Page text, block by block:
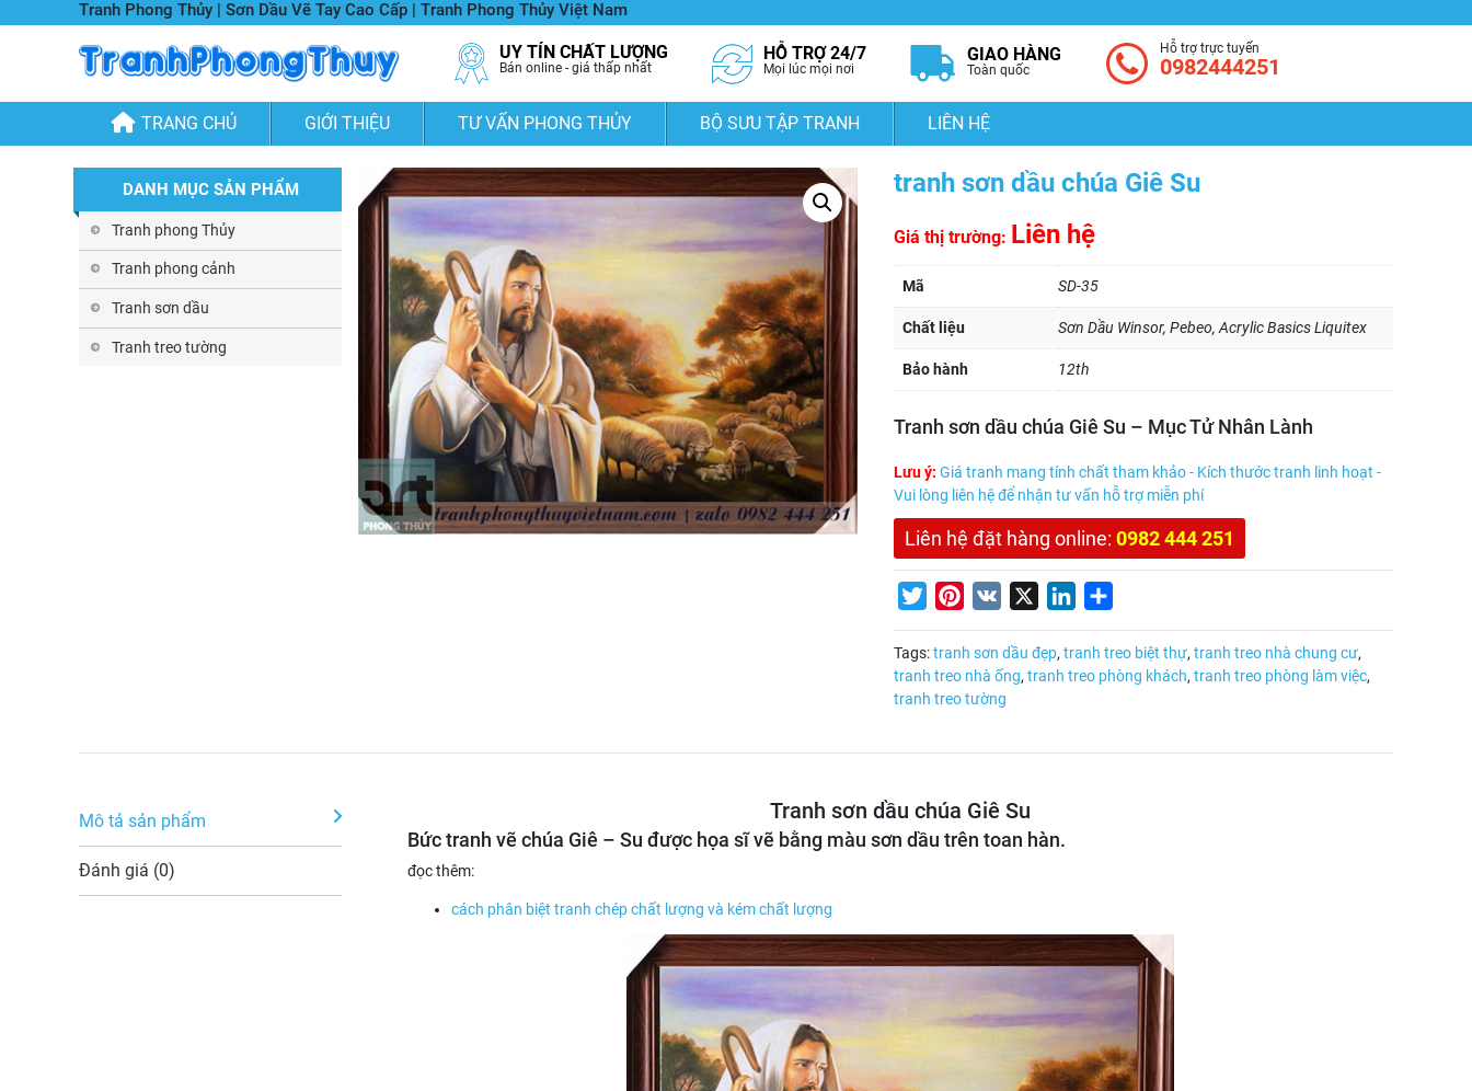
Tranh Phong Thủy | Sơn Dầu Vẽ Tay Cao Cấp | Tranh Phong Thủy Việt Nam
UY TÍN CHẤT LƯỢNG
Bán online - giá thấp nhất
HỖ TRỢ 24/7
Mọi lúc mọi nơi
GIAO HÀNG
Toàn quốc
Hỗ trợ trực tuyến
0982444251
TRANG CHỦ GIỚI THIỆU TƯ VẤN PHONG THỦY BỘ SƯU TẬP TRANH LIÊN HỆ
DANH MỤC SẢN PHẨM
Tranh phong Thủy
Tranh phong cảnh
Tranh sơn dầu
Tranh treo tường
tranh sơn dầu chúa Giê Su
Giá thị trường: Liên hệ
Mã SD-35
Chất liệu Sơn Dầu Winsor, Pebeo, Acrylic Basics Liquitex
Bảo hành 12th
Tranh sơn dầu chúa Giê Su – Mục Tử Nhân Lành
Lưu ý: Giá tranh mang tính chất tham khảo - Kích thước tranh linh hoạt -
Vui lòng liên hệ để nhận tư vấn hỗ trợ miễn phí
Liên hệ đặt hàng online: 0982 444 251
TwitterPinterest
VK LinkedIn
Tags:tranh sơn dầu đẹp, tranh treo biệt thự, tranh treo nhà chung cư,
tranh treo nhà ống, tranh treo phòng khách, tranh treo phòng làm việc,
tranh treo tường
Mô tả sản phẩm
Đánh giá (0)
Tranh sơn dầu chúa Giê Su
Bức tranh vẽ chúa Giê – Su được họa sĩ vẽ bằng màu sơn dầu trên toan hàn.
đọc thêm:
cách phân biệt tranh chép chất lượng và kém chất lượng